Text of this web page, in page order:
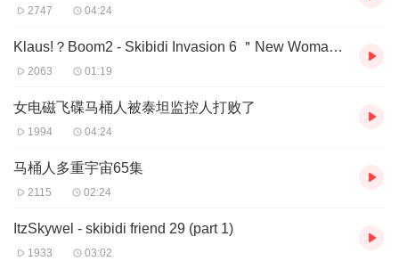
2747 04:24
Klaus!？Boom2 - Skibidi Invasion 6 ＂New Woman？＂
2063 01:19
女电磁飞碟马桶人被泰坦监控人打败了
1994 04:24
马桶人多重宇宙65集
2115 02:24
ItzSkywel - skibidi friend 29 (part 1)
1933 03:02